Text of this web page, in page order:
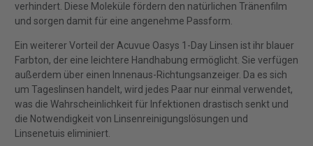
verhindert. Diese Moleküle fördern den natürlichen Tränenfilm
und sorgen damit für eine angenehme Passform.
Ein weiterer Vorteil der Acuvue Oasys 1-Day Linsen ist ihr blauer
Farbton, der eine leichtere Handhabung ermöglicht. Sie verfügen
außerdem über einen Innenaus-Richtungsanzeiger. Da es sich
um Tageslinsen handelt, wird jedes Paar nur einmal verwendet,
was die Wahrscheinlichkeit für Infektionen drastisch senkt und
die Notwendigkeit von Linsenreinigungslösungen und
Linsenetuis eliminiert.